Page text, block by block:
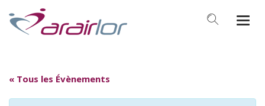
« Tous les Évènements